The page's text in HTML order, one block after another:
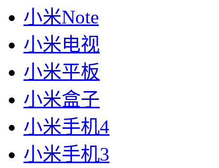
小米Note
小米电视
小米平板
小米盒子
小米手机4
小米手机3